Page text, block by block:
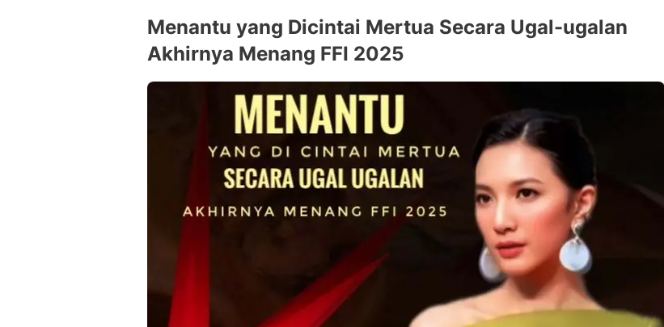
Menantu yang Dicintai Mertua Secara Ugal-ugalan
Akhirnya Menang FFI 2025